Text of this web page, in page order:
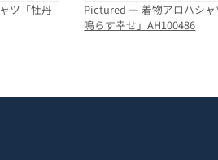
ツ「牡丹
Pictured —着物アロハシ
鳴らす幸せ」AH100486